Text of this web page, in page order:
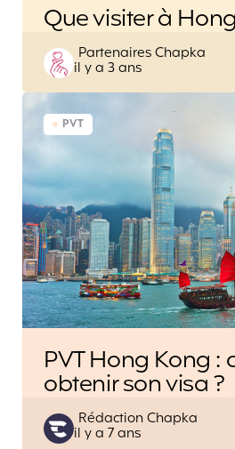
Que visiter à
Posted
by
Partenaires Chapka
il y a 3 ans
PVT
PVT Hong Kong
obtenir son visa ?
Posted
by
Rédaction Chapka
il y a 7 ans